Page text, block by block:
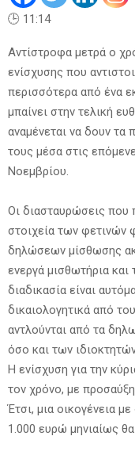
🕒 11:14
Αντίστροφα μετρά ο
ενίσχυσης που
περισσότερα από ένα
μπαίνει στην τελική
αναμένεται να δουν τα
τους μέσα στις
Νοεμβρίου.
Οι διασταυρώσεις που
στοιχεία των
δηλώσεων μίσθωσης
ενεργά μισθωτήρια
διαδικασία είναι
δικαιολογητικά από
αντλούνται από τα
όσο και των
Η ενίσχυση για την
τον χρόνο, με
Έτσι, μια οικογένεια
1.000 ευρώ μηνιαίως